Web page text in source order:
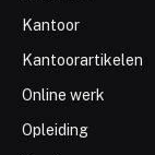
Kantoor
Kantoorartikelen
Online werk
Opleiding